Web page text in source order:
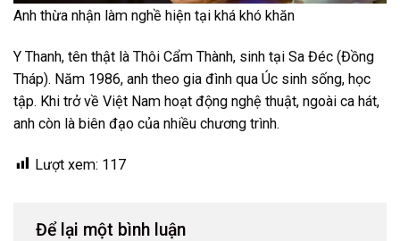
Anh thừa nhận làm nghề hiện tại khá khó khăn
Y Thanh, tên thật là Thôi Cẩm Thành, sinh tại Sa Đéc (Đồng
Tháp). Năm 1986, anh theo gia đình qua Úc sinh sống, học
tập. Khi trở về Việt Nam hoạt động nghệ thuật, ngoài ca hát,
anh còn là biên đạo của nhiều chương trình.
Lượt xem: 117
Để lại một bình luận